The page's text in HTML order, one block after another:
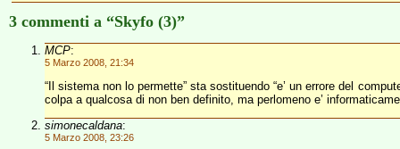
3 commenti a “Skyfo (3)”
MCP:
5 Marzo 2008, 21:34
“Il sistema non lo permette” sta sostituendo “e’ un errore del
colpa a qualcosa di non ben definito, ma perlomeno e’
simonecaldana:
5 Marzo 2008, 23:26